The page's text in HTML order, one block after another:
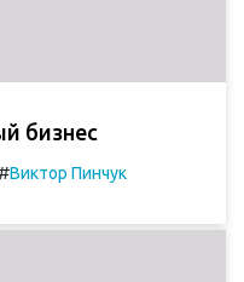
бизнес
Виктор Пинчук